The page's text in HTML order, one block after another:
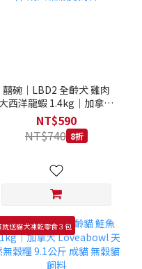
囍碗｜LBD2 全齡犬 雞肉
西洋龍蝦 1.4kg｜加拿大
Loveabowl 天然無穀糧
1.4公斤 成犬 無穀狗飼料
NT$590
NT$740 8折
就送貓犬凍乾零食３包